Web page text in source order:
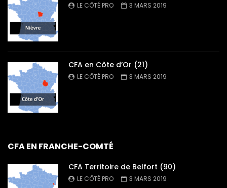
LE CÔTÉ PRO 3 MARS 2019
CFA en Côte d’Or (21)
LE CÔTÉ PRO 3 MARS 2019
CFA EN FRANCHE-COMTÉ
CFA Territoire de Belfort (90)
LE CÔTÉ PRO 3 MARS 2019